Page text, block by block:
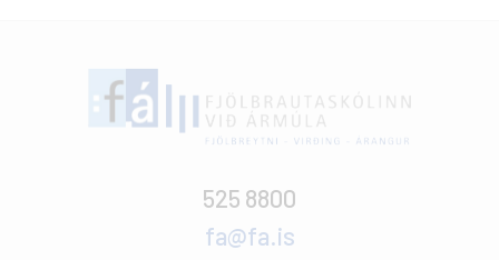
525 8800
fa@fa.is